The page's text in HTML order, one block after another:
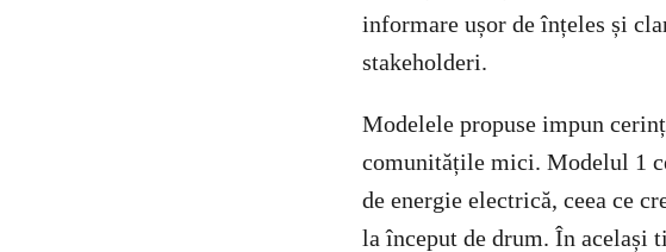
informare ușor de înțeles și
stakeholderi.
Modelele propuse impun
comunitățile mici. Modelul 1
de energie electrică, ceea ce
la început de drum. În același